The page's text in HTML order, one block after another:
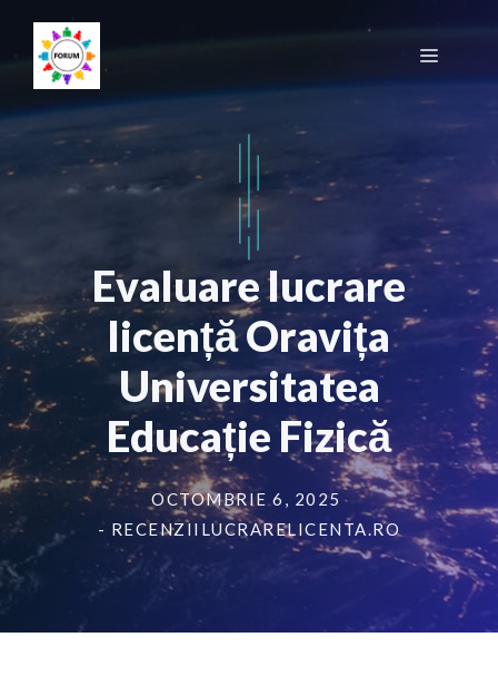
conținut
Meniu
Evaluare lucrare
licență Oravița
Universitatea
Educație Fizică
OCTOMBRIE 6, 2025
- RECENZIILUCRARELICENTA.RO